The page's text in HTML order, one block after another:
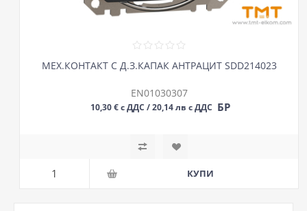
МЕХ.КОНТАКТ С Д.З.КАПАК АНТРАЦИТ SDD214023
EN01030307
10,30 € с ДДС / 20,14 лв с ДДС БР